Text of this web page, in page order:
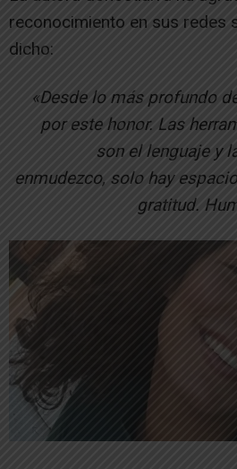
reconocimiento en sus redes
dicho:
«Desde lo más profundo
por este honor. Las
son el lenguaje y
enmudezco, solo hay
gratitud.